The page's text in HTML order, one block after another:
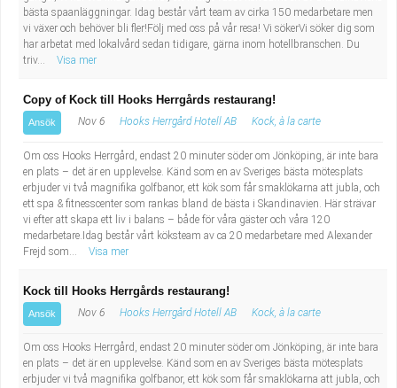
bästa spaanläggningar. Idag består vårt team av cirka 150 medarbetare men
vi växer och behöver bli fler!Följ med oss på vår resa! Vi sökerVi söker dig som
har arbetat med lokalvård sedan tidigare, gärna inom hotellbranschen. Du
triv...
Visa mer
Copy of Kock till Hooks Herrgårds restaurang!
Ansök Nov 6 Hooks Herrgård Hotell AB Kock, à la carte
Om oss Hooks Herrgård, endast 20 minuter söder om Jönköping, är inte bara
en plats – det är en upplevelse. Känd som en av Sveriges bästa mötesplats
erbjuder vi två magnifika golfbanor, ett kök som får smaklökarna att jubla, och
ett spa & fitnesscenter som rankas bland de bästa i Skandinavien. Här strävar
vi efter att skapa ett liv i balans – både för våra gäster och våra 120
medarbetare.Idag består vårt köksteam av ca 20 medarbetare med Alexander
Frejd som...
Visa mer
Kock till Hooks Herrgårds restaurang!
Ansök Nov 6 Hooks Herrgård Hotell AB Kock, à la carte
Om oss Hooks Herrgård, endast 20 minuter söder om Jönköping, är inte bara
en plats – det är en upplevelse. Känd som en av Sveriges bästa mötesplats
erbjuder vi två magnifika golfbanor, ett kök som får smaklökarna att jubla, och